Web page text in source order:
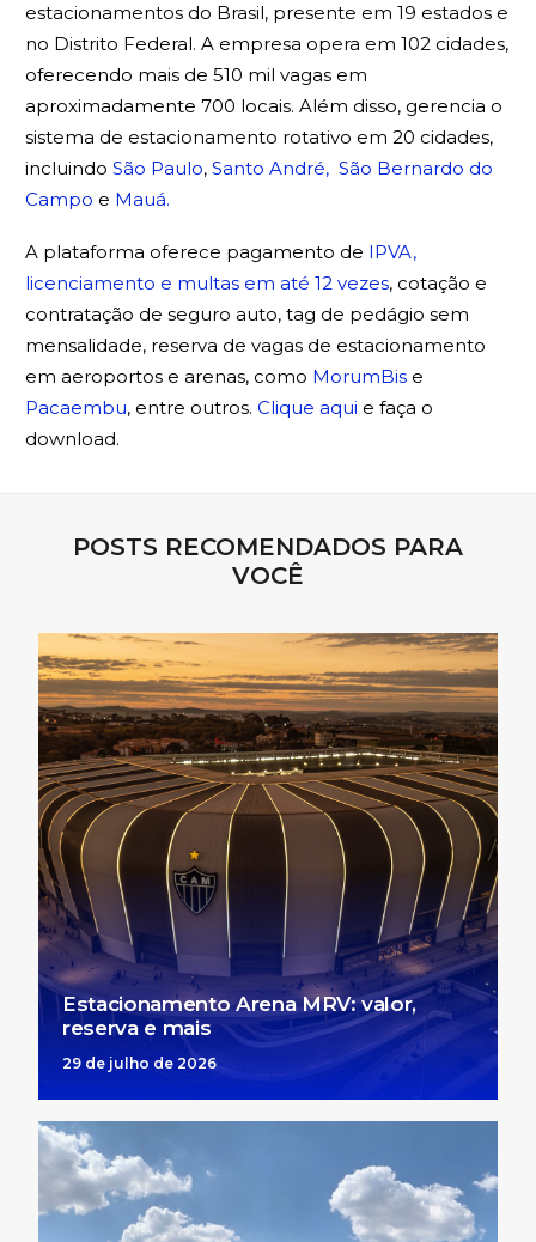
estacionamentos do Brasil, presente em 19 estados e
no Distrito Federal. A empresa opera em 102 cidades,
oferecendo mais de 510 mil vagas em
aproximadamente 700 locais. Além disso, gerencia o
sistema de estacionamento rotativo em 20 cidades,
incluindo São Paulo, Santo André, São Bernardo do
Campo e Mauá.
A plataforma oferece pagamento de IPVA,
licenciamento e multas em até 12 vezes, cotação e
contratação de seguro auto, tag de pedágio sem
mensalidade, reserva de vagas de estacionamento
em aeroportos e arenas, como MorumBis e
Pacaembu, entre outros. Clique aqui e faça o
download.
POSTS RECOMENDADOS PARA
VOCÊ
Estacionamento Arena MRV: valor,
reserva e mais
29 de julho de 2026